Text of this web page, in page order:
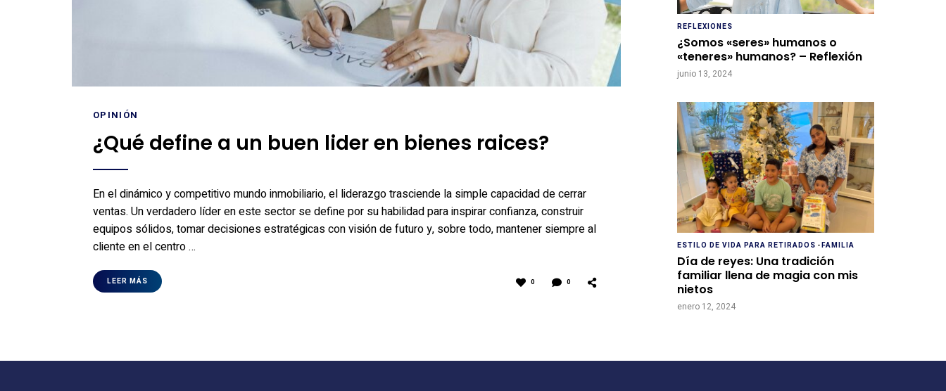
OPINIÓN
¿Qué define a un buen lider en bienes raices?
En el dinámico y competitivo mundo inmobiliario, el liderazgo trasciende la simple capacidad de cerrar
ventas. Un verdadero líder en este sector se define por su habilidad para inspirar confianza, construir
equipos sólidos, tomar decisiones estratégicas con visión de futuro y, sobre todo, mantener siempre al
cliente en el centro …
LEER MÁS 0 0
REFLEXIONES
¿Somos «seres» humanos o
«teneres» humanos? – Reflexión
junio 13, 2024
ESTILO DE VIDA PARA RETIRADOS -FAMILIA
Día de reyes: Una tradición
familiar llena de magia con mis
nietos
enero 12, 2024